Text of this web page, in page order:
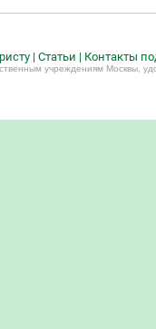
| Статьи | Контакты
учреждениям Москвы,